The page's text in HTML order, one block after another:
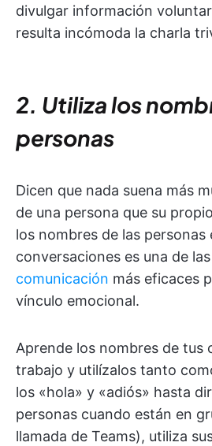
divulgar información
resulta incómoda la charla
2. Utiliza los
personas
Dicen que nada suena más
de una persona que su
los nombres de las personas
conversaciones es una de las
comunicación más eficaces
vínculo emocional.
Aprende los nombres de tus
trabajo y utilízalos tanto
los «hola» y «adiós» hasta
personas cuando están en
llamada de Teams), utiliza